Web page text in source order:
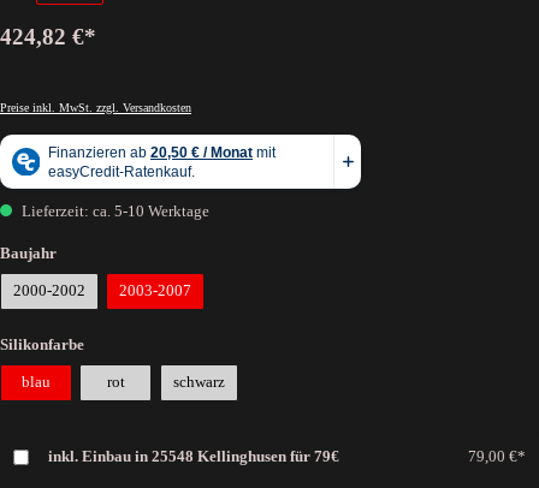
424,82 €*
Preise inkl. MwSt. zzgl. Versandkosten
Lieferzeit: ca. 5-10 Werktage
Baujahr
2000-2002 2003-2007
Silikonfarbe
blau rot schwarz
inkl. Einbau in 25548 Kellinghusen für 79€ 79,00 €*